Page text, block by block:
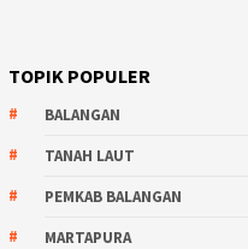
TOPIK POPULER
BALANGAN
TANAH LAUT
PEMKAB BALANGAN
MARTAPURA